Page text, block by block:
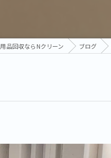
品回収ならNクリーン ブログ